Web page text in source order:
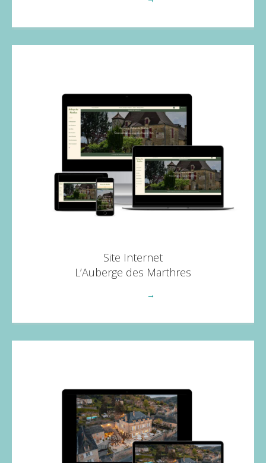
Site Internet
L’Auberge des Marthres
→